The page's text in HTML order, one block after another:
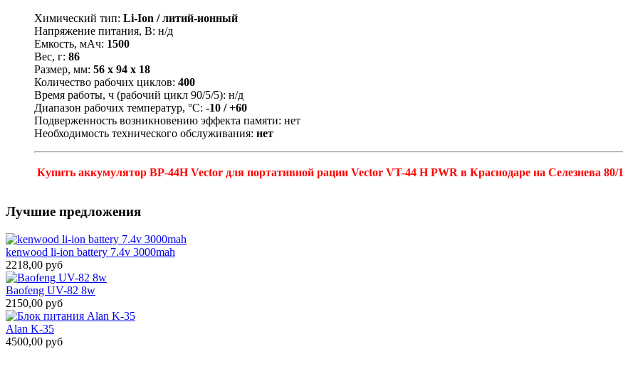
Химический тип: Li-Ion / литий-ионный
Напряжение питания, В: н/д
Емкость, мАч: 1500
Вес, г: 86
Размер, мм: 56 x 94 x 18
Количество рабочих циклов: 400
Время работы, ч (рабочий цикл 90/5/5): н/д
Диапазон рабочих температур, °С: -10 / +60
Подверженность возникновению эффекта памяти: нет
Необходимость технического обслуживания: нет
Купить аккумулятор BP-44H Vector для портативной рации Vector VT-44 H PWR в Краснодаре на Селезнева 80/1
Лучшие предложения
kenwood li-ion battery 7.4v 3000mah
2218,00 руб
Baofeng UV-82 8w
2150,00 руб
Alan K-35
4500,00 руб